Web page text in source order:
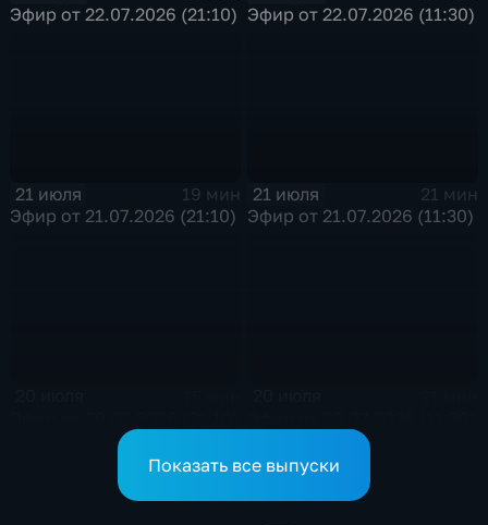
Эфир от 22.07.2026 (21:10) Эфир от 22.07.2026 (11:30)
21 июля
19 мин
Эфир от 21.07.2026 (21:10)
21 июля
21 мин
Эфир от 21.07.2026 (11:30)
Показать все выпуски